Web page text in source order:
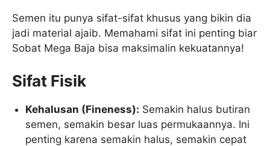
Semen itu punya sifat-sifat khusus yang bikin dia
jadi material ajaib. Memahami sifat ini penting biar
Sobat Mega Baja bisa maksimalin kekuatannya!
Sifat Fisik
Kehalusan (Fineness): Semakin halus butiran
semen, semakin besar luas permukaannya. Ini
penting karena semakin halus, semakin cepat